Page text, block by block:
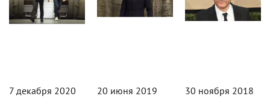
7 декабря 2020 20 июня 2019 30 ноября 2018